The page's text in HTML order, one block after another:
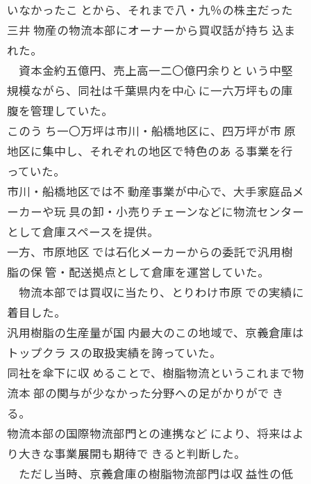
いなかったこ とから、それまで八・九％の株主だった
三井 物産の物流本部にオーナーから買収話が持ち 込ま
れた。
資本金約五億円、売上高一二〇億円余りと いう中堅
規模ながら、同社は千葉県内を中心 に一六万坪もの庫
腹を管理していた。
このう ち一〇万坪は市川・船橋地区に、四万坪が市 原
地区に集中し、それぞれの地区で特色のあ る事業を行
っていた。
市川・船橋地区では不 動産事業が中心で、大手家庭品メ
ーカーや玩 具の卸・小売りチェーンなどに物流センター
として倉庫スペースを提供。
一方、市原地区 では石化メーカーからの委託で汎用樹
脂の保 管・配送拠点として倉庫を運営していた。
物流本部では買収に当たり、とりわけ市原 での実績に
着目した。
汎用樹脂の生産量が国 内最大のこの地域で、京義倉庫は
トップクラ スの取扱実績を誇っていた。
同社を傘下に収 めることで、樹脂物流というこれまで物
流本 部の関与が少なかった分野への足がかりがで き
る。
物流本部の国際物流部門との連携など により、将来はよ
り大きな事業展開も期待で きると判断した。
ただし当時、京義倉庫の樹脂物流部門は収 益性の低